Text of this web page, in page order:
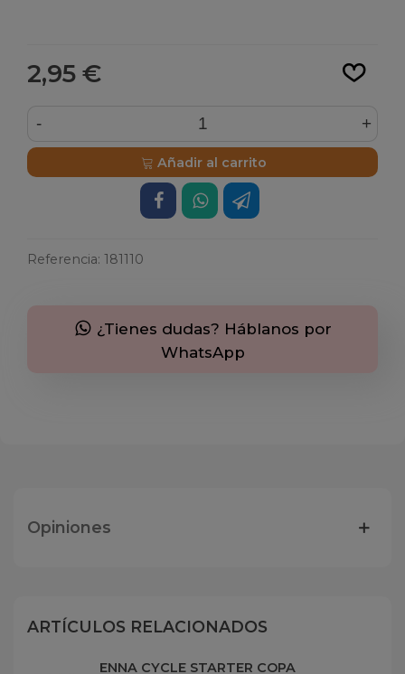
2,95 €
- +
Añadir al carrito
Referencia: 181110
¿Tienes dudas? Háblanos por
WhatsApp
Opiniones
ARTÍCULOS RELACIONADOS
ENNA CYCLE STARTER COPA